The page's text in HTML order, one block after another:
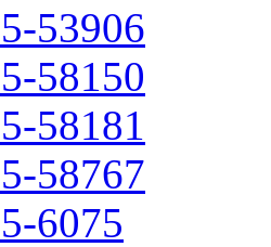
53906
58150
58181
58767
6075